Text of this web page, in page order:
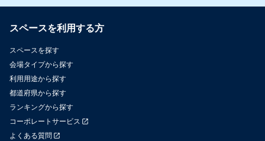
スペースを利用する方
スペースを探す
会場タイプから探す
利用用途から探す
都道府県から探す
ランキングから探す
コーポレートサービス
よくある質問